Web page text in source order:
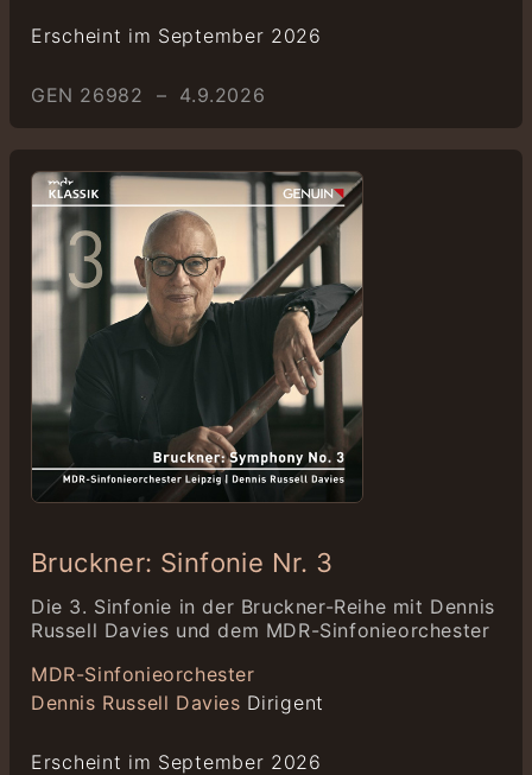
Erscheint im September 2026
GEN 26982 – 4.9.2026
Bruckner: Sinfonie Nr. 3
Die 3. Sinfonie in der Bruckner-Reihe mit Dennis
Russell Davies und dem MDR-Sinfonieorchester
MDR-Sinfonieorchester
Dennis Russell Davies Dirigent
Erscheint im September 2026